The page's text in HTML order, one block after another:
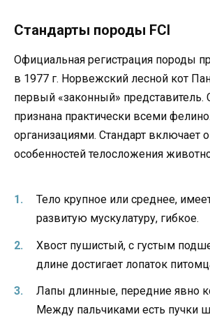
Стандарты породы FCI
Официальная регистрация породы
в 1977 г. Норвежский лесной кот
первый «законный» представитель.
признана практически всеми
организациями. Стандарт включает
особенностей телосложения
Тело крупное или среднее,
развитую мускулатуру, гибкое.
Хвост пушистый, с густым
длине достигает лопаток
Лапы длинные, передние явно
Между пальчиками есть пучки